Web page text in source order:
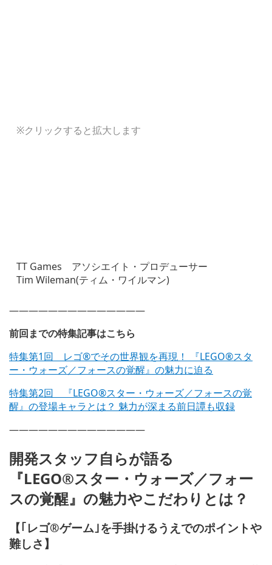
※クリックすると拡大します
TT Games アソシエイト・プロデューサー
Tim Wileman(ティム・ワイルマン)
——————————————
前回までの特集記事はこちら
特集第1回 レゴ®でその世界観を再現！ 『LEGO®スタ
ー・ウォーズ／フォースの覚醒』の魅力に迫る
特集第2回 『LEGO®スター・ウォーズ／フォースの覚
醒』の登場キャラとは？ 魅力が深まる前日譚も収録
——————————————
開発スタッフ自らが語る
『LEGO®スター・ウォーズ／フォー
スの覚醒』の魅力やこだわりとは？
【｢レゴ®ゲーム｣を手掛けるうえでのポイントや
難しさ】